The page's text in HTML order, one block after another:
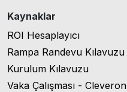
Kaynaklar
ROI Hesaplayıcı
Rampa Randevu Kılavuzu
Kurulum Kılavuzu
Vaka Çalışması - Cleveron